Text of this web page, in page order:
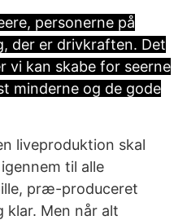
personerne på
der er drivkraften. Det
vi kan skabe for seerne
minderne og de gode
liveproduktion skal
til alle
præ-produceret
klar. Men når alt